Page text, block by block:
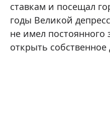
ставкам и посещал
годы Великой
не имел постоянного
открыть собственное